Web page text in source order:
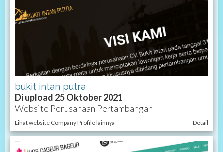
bukit intan putra
Di upload 25 Oktober 2021
Website Perusahaan Pertambangan
Lihat website Company Profile lainnya Detail